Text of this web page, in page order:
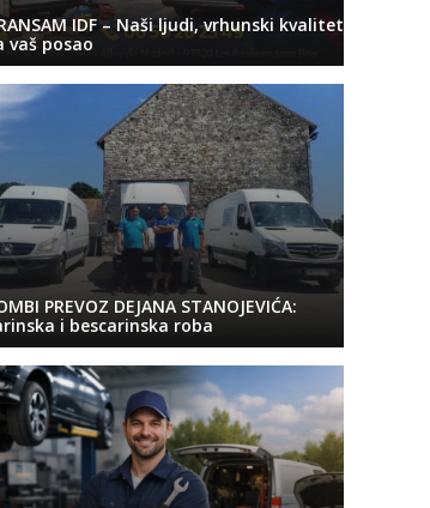
IDF – Naši ljudi, vrhunski kvalitet
vaš posao
PREVOZ DEJANA STANOJEVIĆA:
i bescarinska roba